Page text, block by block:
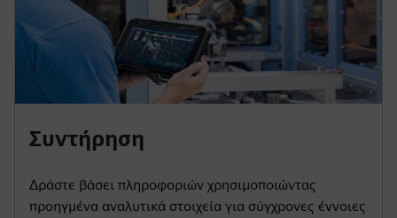
Συντήρηση
Δράστε βάσει πληροφοριών χρησιμοποιώντας
προηγμένα αναλυτικά στοιχεία για σύγχρονες έννοιες